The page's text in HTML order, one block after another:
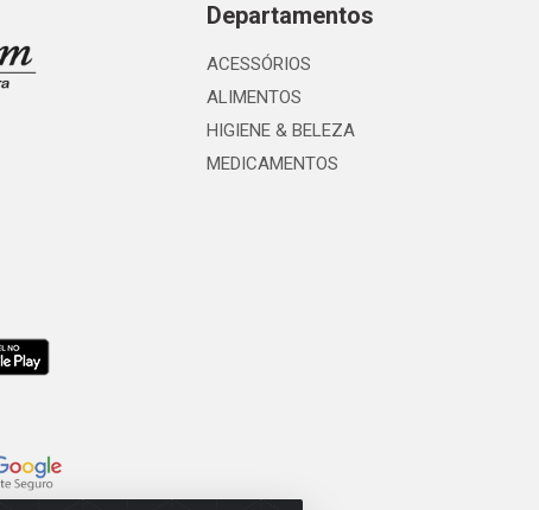
Departamentos
ACESSÓRIOS
ALIMENTOS
HIGIENE & BELEZA
MEDICAMENTOS